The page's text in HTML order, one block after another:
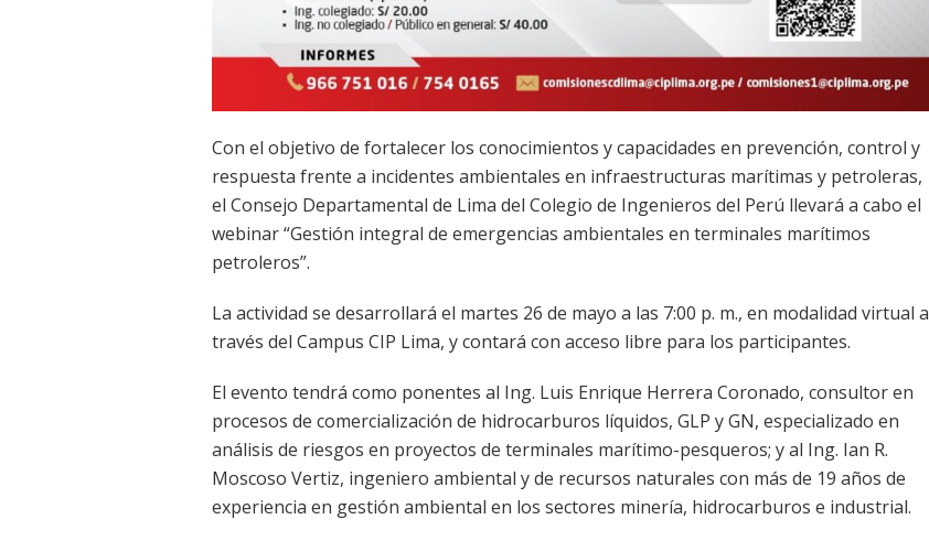
Con el objetivo de fortalecer los conocimientos y capacidades en prevención, control y
respuesta frente a incidentes ambientales en infraestructuras marítimas y petroleras,
el Consejo Departamental de Lima del Colegio de Ingenieros del Perú llevará a cabo el
webinar “Gestión integral de emergencias ambientales en terminales marítimos
petroleros”.
La actividad se desarrollará el martes 26 de mayo a las 7:00 p. m., en modalidad virtual a
través del Campus CIP Lima, y contará con acceso libre para los participantes.
El evento tendrá como ponentes al Ing. Luis Enrique Herrera Coronado, consultor en
procesos de comercialización de hidrocarburos líquidos, GLP y GN, especializado en
análisis de riesgos en proyectos de terminales marítimo-pesqueros; y al Ing. Ian R.
Moscoso Vertiz, ingeniero ambiental y de recursos naturales con más de 19 años de
experiencia en gestión ambiental en los sectores minería, hidrocarburos e industrial.